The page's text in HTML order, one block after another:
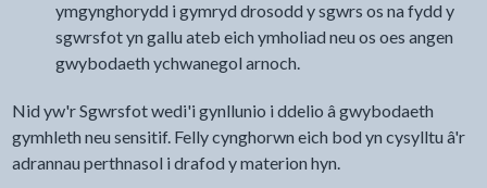
ymgynghorydd i gymryd drosodd y sgwrs os na fydd y
sgwrsfot yn gallu ateb eich ymholiad neu os oes angen
gwybodaeth ychwanegol arnoch.
Nid yw'r Sgwrsfot wedi'i gynllunio i ddelio â gwybodaeth
gymhleth neu sensitif. Felly cynghorwn eich bod yn cysylltu â'r
adrannau perthnasol i drafod y materion hyn.